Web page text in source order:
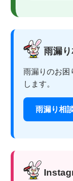
雨漏
雨漏りのお困
します。
雨漏り相